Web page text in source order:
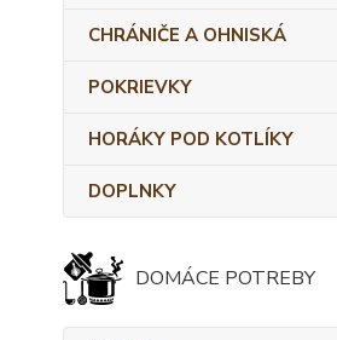
CHRÁNIČE A OHNISKÁ
POKRIEVKY
HORÁKY POD KOTLÍKY
DOPLNKY
DOMÁCE POTREBY